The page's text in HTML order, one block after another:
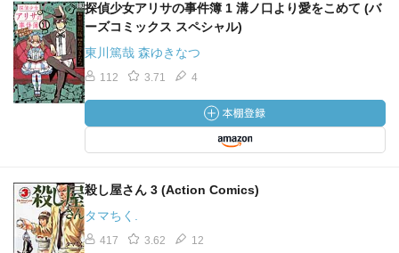
探偵少女アリサの事件簿 1 溝ノ口より愛をこめて (バ
ーズコミックス スペシャル)
東川篤哉 森ゆきなつ
112 3.71 4
殺し屋さん 3 (Action Comics)
タマちく.
417 3.62 12